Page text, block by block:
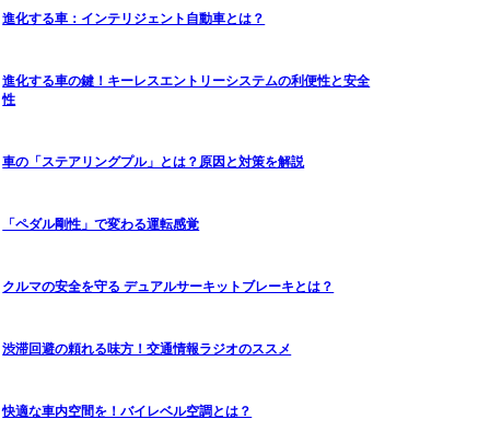
進化する車：インテリジェント自動車とは？
進化する車の鍵！キーレスエントリーシステムの利便性と安全
性
車の「ステアリングプル」とは？原因と対策を解説
「ペダル剛性」で変わる運転感覚
クルマの安全を守る デュアルサーキットブレーキとは？
渋滞回避の頼れる味方！交通情報ラジオのススメ
快適な車内空間を！バイレベル空調とは？